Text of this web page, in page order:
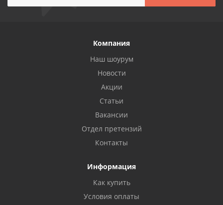
Компания
Наш шоурум
Новости
Акции
Статьи
Вакансии
Отдел претензий
Контакты
Информация
Как купить
Условия оплаты